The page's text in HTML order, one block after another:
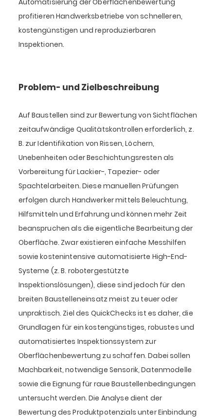
Automatisierung der Oberflächenbewertung
profitieren Handwerksbetriebe von schnelleren,
kostengünstigen und reproduzierbaren
Inspektionen.
Problem- und Zielbeschreibung
Auf Baustellen sind zur Bewertung von Sichtflächen
zeitaufwändige Qualitätskontrollen erforderlich, z.
B. zur Identifikation von Rissen, Löchern,
Unebenheiten oder Beschichtungsresten als
Vorbereitung für Lackier-, Tapezier- oder
Spachtelarbeiten. Diese manuellen Prüfungen
erfolgen durch Handwerker mittels Beleuchtung,
Hilfsmitteln und Erfahrung und können mehr Zeit
beanspruchen als die eigentliche Bearbeitung der
Oberfläche. Zwar existieren einfache Messhilfen
sowie kostenintensive automatisierte High-End-
Systeme (z. B. robotergestützte
Inspektionslösungen), diese sind jedoch für den
breiten Baustelleneinsatz meist zu teuer oder
unpraktisch. Ziel des QuickChecks ist es daher, die
Grundlagen für ein kostengünstiges, robustes und
automatisiertes Inspektionssystem zur
Oberflächenbewertung zu schaffen. Dabei sollen
Machbarkeit, notwendige Sensorik, Datenmodelle
sowie die Eignung für raue Baustellenbedingungen
untersucht werden. Die Analyse dient der
Bewertung des Produktpotenzials unter Einbindung